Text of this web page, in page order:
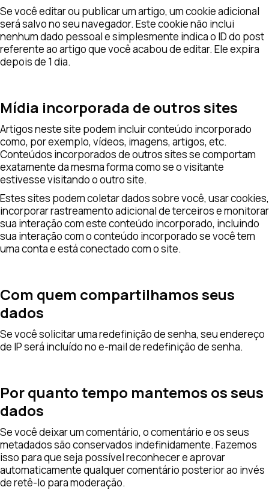
Se você editar ou publicar um artigo, um cookie adicional
será salvo no seu navegador. Este cookie não inclui
nenhum dado pessoal e simplesmente indica o ID do post
referente ao artigo que você acabou de editar. Ele expira
depois de 1 dia.
Mídia incorporada de outros sites
Artigos neste site podem incluir conteúdo incorporado
como, por exemplo, vídeos, imagens, artigos, etc.
Conteúdos incorporados de outros sites se comportam
exatamente da mesma forma como se o visitante
estivesse visitando o outro site.
Estes sites podem coletar dados sobre você, usar cookies,
incorporar rastreamento adicional de terceiros e monitorar
sua interação com este conteúdo incorporado, incluindo
sua interação com o conteúdo incorporado se você tem
uma conta e está conectado com o site.
Com quem compartilhamos seus
dados
Se você solicitar uma redefinição de senha, seu endereço
de IP será incluído no e-mail de redefinição de senha.
Por quanto tempo mantemos os seus
dados
Se você deixar um comentário, o comentário e os seus
metadados são conservados indefinidamente. Fazemos
isso para que seja possível reconhecer e aprovar
automaticamente qualquer comentário posterior ao invés
de retê-lo para moderação.